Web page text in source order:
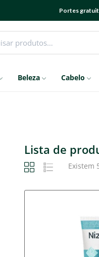
Portes
Beleza Cabelo
Lista de
Existem